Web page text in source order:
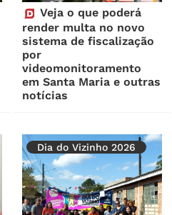
Veja o que poderá
render multa no novo
sistema de fiscalização
por
videomonitoramento
em Santa Maria e outras
notícias
Dia do Vizinho 2026